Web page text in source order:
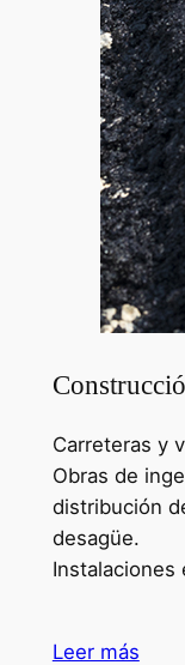
Carreteras y
Obras de
distribución
desagüe.
Instalaciones
Leer más